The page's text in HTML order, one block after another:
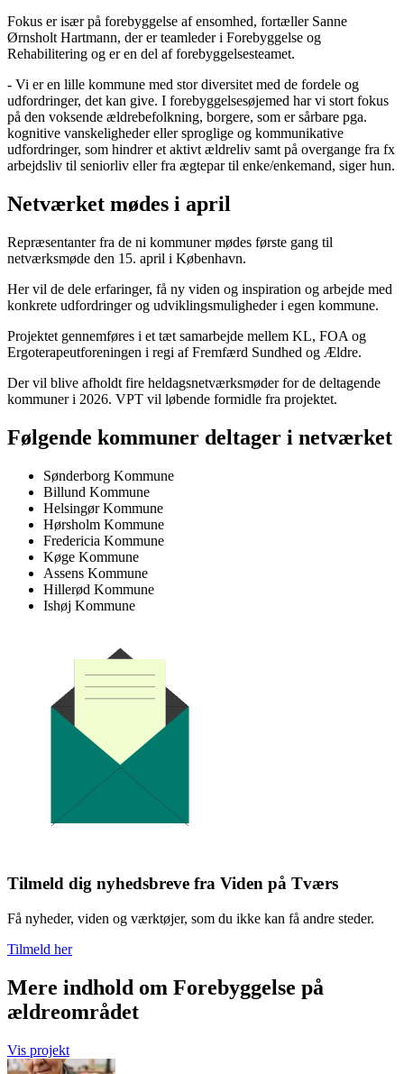
Fokus er især på forebyggelse af ensomhed, fortæller Sanne
Ørnsholt Hartmann, der er teamleder i Forebyggelse og
Rehabilitering og er en del af forebyggelsesteamet.
- Vi er en lille kommune med stor diversitet med de fordele og
udfordringer, det kan give. I forebyggelsesøjemed har vi stort fokus
på den voksende ældrebefolkning, borgere, som er sårbare pga.
kognitive vanskeligheder eller sproglige og kommunikative
udfordringer, som hindrer et aktivt ældreliv samt på overgange fra fx
arbejdsliv til seniorliv eller fra ægtepar til enke/enkemand, siger hun.
Netværket mødes i april
Repræsentanter fra de ni kommuner mødes første gang til
netværksmøde den 15. april i København.
Her vil de dele erfaringer, få ny viden og inspiration og arbejde med
konkrete udfordringer og udviklingsmuligheder i egen kommune.
Projektet gennemføres i et tæt samarbejde mellem KL, FOA og
Ergoterapeutforeningen i regi af Fremfærd Sundhed og Ældre.
Der vil blive afholdt fire heldagsnetværksmøder for de deltagende
kommuner i 2026. VPT vil løbende formidle fra projektet.
Følgende kommuner deltager i netværket
Sønderborg Kommune
Billund Kommune
Helsingør Kommune
Hørsholm Kommune
Fredericia Kommune
Køge Kommune
Assens Kommune
Hillerød Kommune
Ishøj Kommune
Tilmeld dig nyhedsbreve fra Viden på Tværs
Få nyheder, viden og værktøjer, som du ikke kan få andre steder.
Tilmeld her
Mere indhold om Forebyggelse på
ældreområdet
Vis projekt